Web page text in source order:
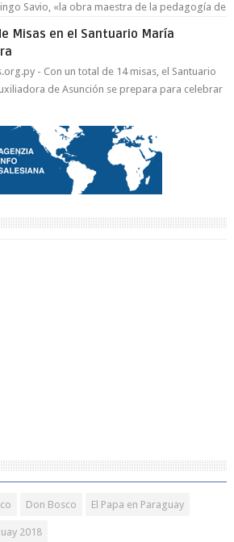
Savio, «la obra maestra de la pedagogía de
Misas en el Santuario María
- Con un total de 14 misas, el Santuario
de Asunción se prepara para celebrar
Don Bosco El Papa en Paraguay
2018